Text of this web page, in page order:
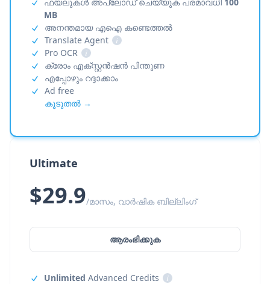
MB
അനന്തമായ എഐ കണ്ടെത്തൽ
Translate Agent
i
Pro OCR
i
ക്രോം എക്സ്റ്റൻഷൻ പിന്തുണ
എപ്പോഴും റദ്ദാക്കാം
Ad free
കൂടുതൽ →
Ultimate
$29.9/മാസം, വാർഷിക ബില്ലിംഗ്
ആരംഭിക്കുക
Unlimited Advanced Credits
i